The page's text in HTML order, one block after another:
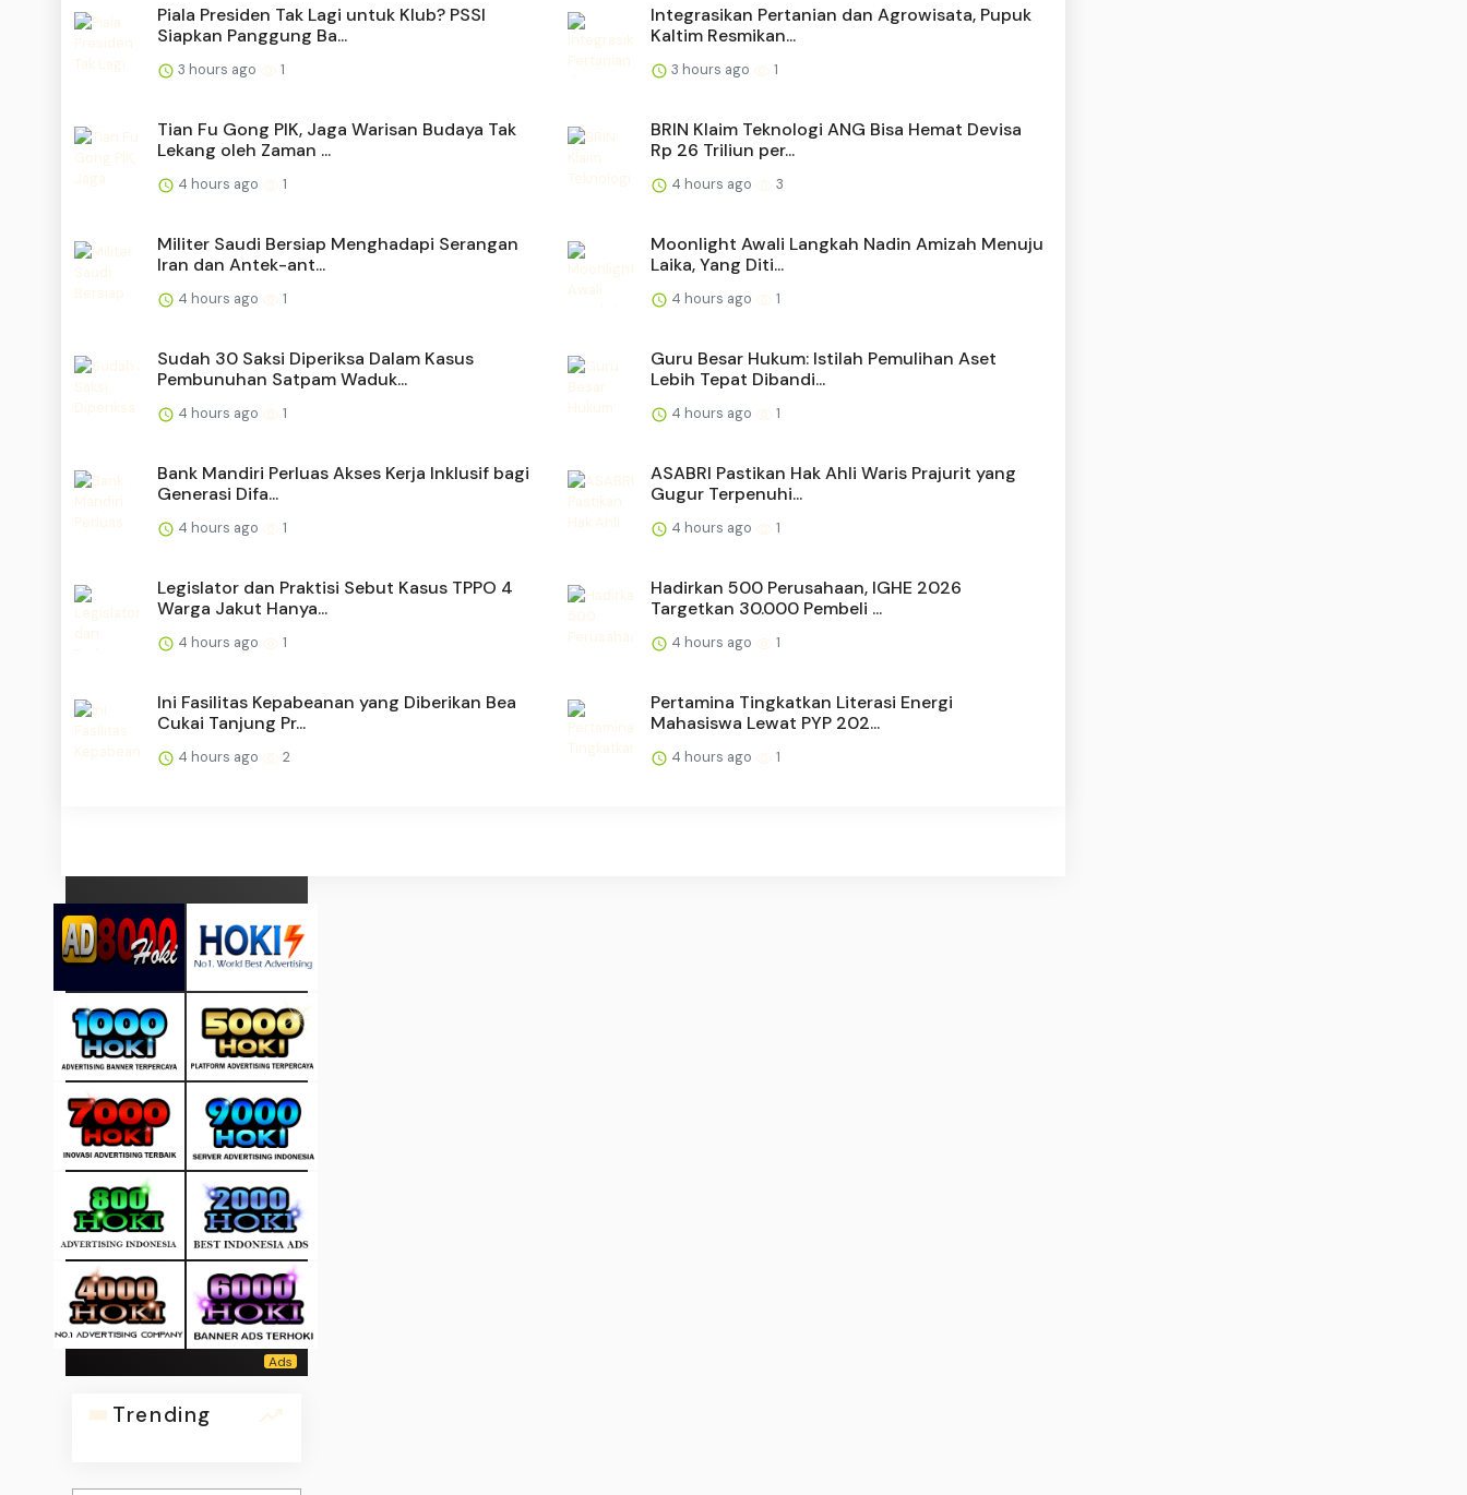
Piala Presiden Tak Lagi untuk Klub? PSSI
Siapkan Panggung Ba...
3 hours ago 1
Integrasikan Pertanian dan Agrowisata, Pupuk
Kaltim Resmikan...
3 hours ago 1
Tian Fu Gong PIK, Jaga Warisan Budaya Tak
Lekang oleh Zaman ...
4 hours ago 1
BRIN Klaim Teknologi ANG Bisa Hemat Devisa
Rp 26 Triliun per...
4 hours ago 3
Militer Saudi Bersiap Menghadapi Serangan
Iran dan Antek-ant...
4 hours ago 1
Moonlight Awali Langkah Nadin Amizah Menuju
Laika, Yang Diti...
4 hours ago 1
Sudah 30 Saksi Diperiksa Dalam Kasus
Pembunuhan Satpam Waduk...
4 hours ago 1
Guru Besar Hukum: Istilah Pemulihan Aset
Lebih Tepat Dibandi...
4 hours ago 1
Bank Mandiri Perluas Akses Kerja Inklusif bagi
Generasi Difa...
4 hours ago 1
ASABRI Pastikan Hak Ahli Waris Prajurit yang
Gugur Terpenuhi...
4 hours ago 1
Legislator dan Praktisi Sebut Kasus TPPO 4
Warga Jakut Hanya...
4 hours ago 1
Hadirkan 500 Perusahaan, IGHE 2026
Targetkan 30.000 Pembeli ...
4 hours ago 1
Ini Fasilitas Kepabeanan yang Diberikan Bea
Cukai Tanjung Pr...
4 hours ago 2
Pertamina Tingkatkan Literasi Energi
Mahasiswa Lewat PYP 202...
4 hours ago 1
Trending